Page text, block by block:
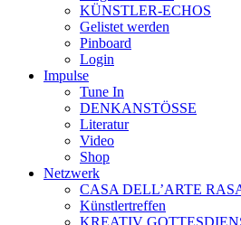
KÜNSTLER-ECHOS
Gelistet werden
Pinboard
Login
Impulse
Tune In
DENKANSTÖSSE
Literatur
Video
Shop
Netzwerk
CASA DELL’ARTE
Künstlertreffen
KREATIV